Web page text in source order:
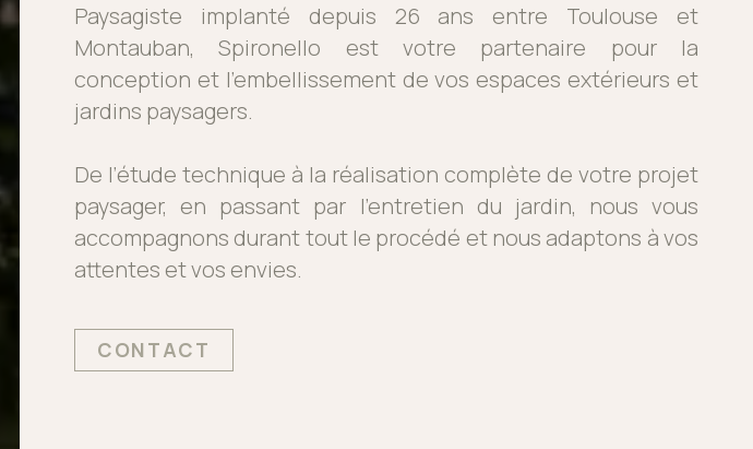
Paysagiste implanté depuis 26 ans entre Toulouse et
Montauban, Spironello est votre partenaire pour la
conception et l’embellissement de vos espaces extérieurs et
jardins paysagers.
De l’étude technique à la réalisation complète de votre projet
paysager, en passant par l’entretien du jardin, nous vous
accompagnons durant tout le procédé et nous adaptons à vos
attentes et vos envies.
CONTACT